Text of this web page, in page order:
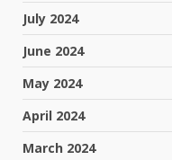
July 2024
June 2024
May 2024
April 2024
March 2024